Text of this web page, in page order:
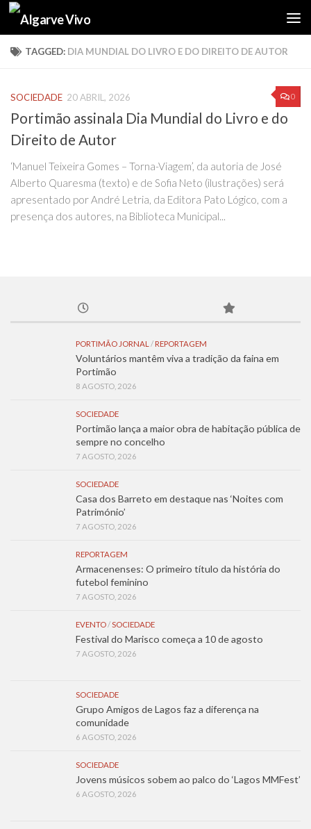
Skip to content
TAGGED: DIA MUNDIAL DO LIVRO E DO DIREITO DE AUTOR
0
SOCIEDADE 20 ABRIL, 2026
Portimão assinala Dia Mundial do Livro e do
Direito de Autor
‘Manuel Teixeira Gomes – Torna-Viagem’, da autoria de José
Alberto Quaresma (texto) e de Sofia Neto (ilustrações) será
apresentado por André Letria, da Editora Pato Lógico, com a
presença dos autores, na Biblioteca Municipal...
PORTIMÃO JORNAL / REPORTAGEM
Voluntários mantêm viva a tradição da faina em
Portimão
8 AGOSTO, 2026
SOCIEDADE
Portimão lança a maior obra de habitação pública de
sempre no concelho
7 AGOSTO, 2026
SOCIEDADE
Casa dos Barreto em destaque nas ‘Noites com
Património’
7 AGOSTO, 2026
REPORTAGEM
Armacenenses: O primeiro título da história do
futebol feminino
7 AGOSTO, 2026
EVENTO/SOCIEDADE
Festival do Marisco começa a 10 de agosto
7 AGOSTO, 2026
SOCIEDADE
Grupo Amigos de Lagos faz a diferença na
comunidade
6 AGOSTO, 2026
SOCIEDADE
Jovens músicos sobem ao palco do ‘Lagos MMFest’
6 AGOSTO, 2026